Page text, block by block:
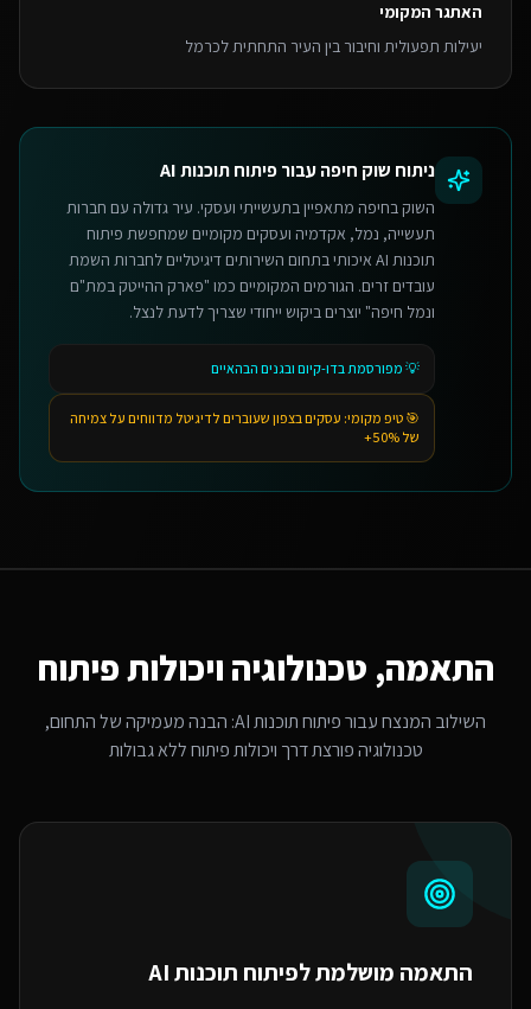
האתגר המקומי
יעילות תפעולית וחיבור בין העיר התחתית לכרמל
ניתוח שוק חיפהעבורפיתוח תוכנות AI
השוק בחיפה מתאפיין בתעשייתי ועסקי. עיר גדולה עם חברות
תעשייה, נמל, אקדמיה ועסקים מקומיים שמחפשת פיתוח
תוכנות AI איכותי בתחום השירותים דיגיטליים לחברות השמת
עובדים זרים. הגורמים המקומיים כמו "פארק ההייטק במת"ם
ונמל חיפה" יוצרים ביקוש ייחודי שצריך לדעת לנצל.
💡 מפורסמת בדו-קיום ובגנים הבהאיים
🎯 טיפ מקומי: עסקים בצפון שעוברים לדיגיטל מדווחים על צמיחה
של 50%+
התאמה, טכנולוגיה ויכולות פיתוח
השילוב המנצח עבורפיתוח תוכנות AI
: הבנה מעמיקה של התחום,
טכנולוגיה פורצת דרך ויכולות פיתוח ללא גבולות
התאמה מושלמת לפיתוח תוכנות AI